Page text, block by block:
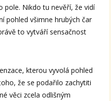
pole. Nikdo tu nevěří, že vidí
pohled všimne hrubých čar
to vytváří sensačnost
kterou vyvolá pohled
že se podařilo zachytiti
věci zcela odlišným